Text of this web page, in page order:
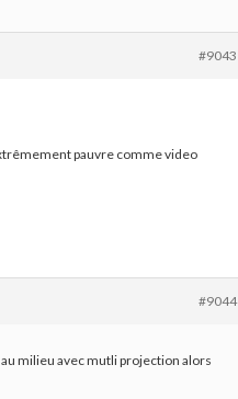
#9043
pauvre comme video
#9044
milieu avec mutli projection alors